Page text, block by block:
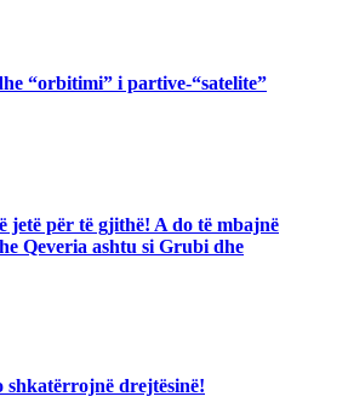
“orbitimi” i partive-“satelite”
jetë për të gjithë! A do të mbajnë
Qeveria ashtu si Grubi dhe
drejtësinë!